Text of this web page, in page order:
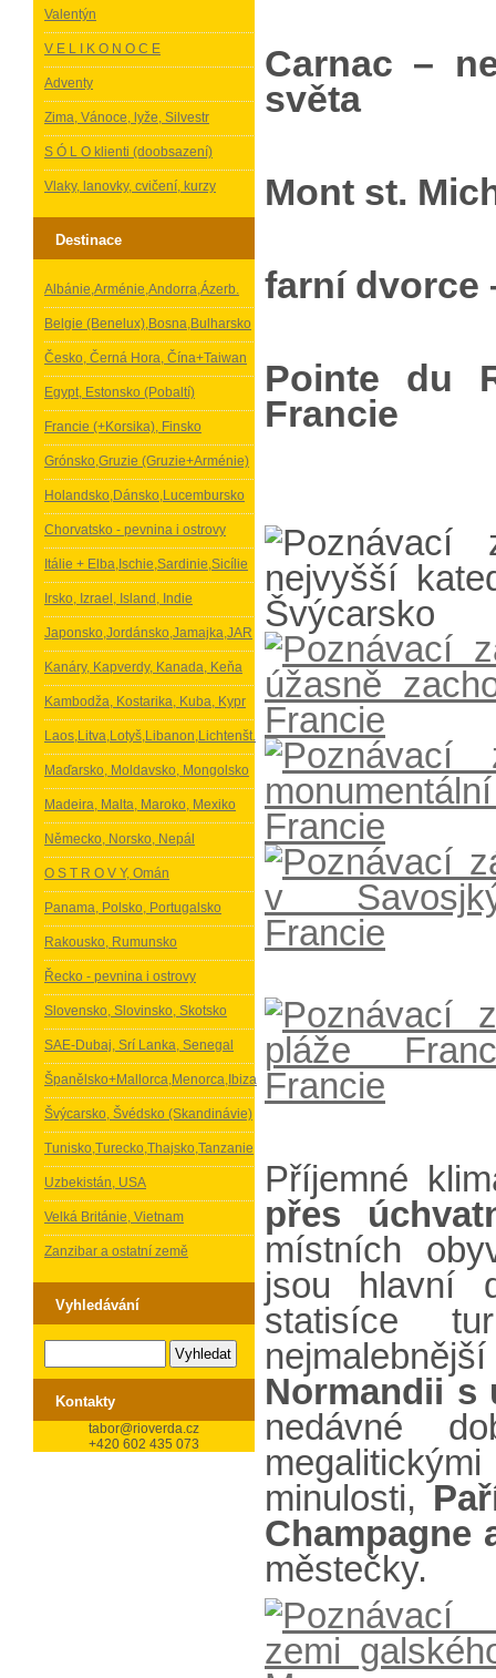
Valentýn
V E L I K O N O C E
Adventy
Zima, Vánoce, lyže, Silvestr
S Ó L O klienti (doobsazení)
Vlaky, lanovky, cvičení, kurzy
Destinace
Albánie,Arménie,Andorra,Ázerb.
Belgie (Benelux),Bosna,Bulharsko
Česko, Černá Hora, Čína+Taiwan
Egypt, Estonsko (Pobaltí)
Francie (+Korsika), Finsko
Grónsko,Gruzie (Gruzie+Arménie)
Holandsko,Dánsko,Lucembursko
Chorvatsko - pevnina i ostrovy
Itálie + Elba,Ischie,Sardinie,Sicílie
Irsko, Izrael, Island, Indie
Japonsko,Jordánsko,Jamajka,JAR
Kanáry, Kapverdy, Kanada, Keňa
Kambodža, Kostarika, Kuba, Kypr
Laos,Litva,Lotyš,Libanon,Lichtenšt.
Maďarsko, Moldavsko, Mongolsko
Madeira, Malta, Maroko, Mexiko
Německo, Norsko, Nepál
O S T R O V Y, Omán
Panama, Polsko, Portugalsko
Rakousko, Rumunsko
Řecko - pevnina i ostrovy
Slovensko, Slovinsko, Skotsko
SAE-Dubaj, Srí Lanka, Senegal
Španělsko+Mallorca,Menorca,Ibiza
Švýcarsko, Švédsko (Skandinávie)
Tunisko,Turecko,Thajsko,Tanzanie
Uzbekistán, USA
Velká Británie, Vietnam
Zanzibar a ostatní země
Vyhledávání
Kontakty
tabor@rioverda.cz
+420 602 435 073
Carnac –
světa
Mont st.
farní dvorce
Pointe du
Francie
Příjemné
přes
místních
jsou hlavní
statisíce
Normandii s
nedávné
minulosti,
Champagne
městečky.